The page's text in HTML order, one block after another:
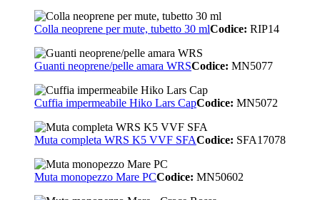
Colla neoprene per mute, tubetto 30 mlCodice: RIP14
Guanti neoprene/pelle amara WRSCodice: MN5077
Cuffia impermeabile Hiko Lars CapCodice: MN5072
Muta completa WRS K5 VVF SFACodice: SFA17078
Muta monopezzo Mare PCCodice: MN50602